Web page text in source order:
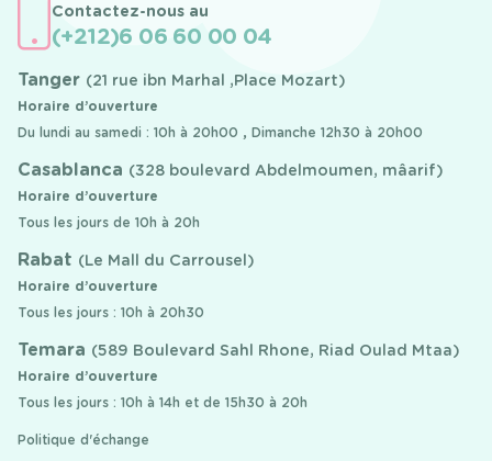
Contactez-nous au
(+212)6 06 60 00 04
Tanger (21 rue ibn Marhal ,Place Mozart)
Horaire d’ouverture
Du lundi au samedi : 10h à 20h00 , Dimanche 12h30 à 20h00
Casablanca (328 boulevard Abdelmoumen, mâarif)
Horaire d’ouverture
Tous les jours de 10h à 20h
Rabat (Le Mall du Carrousel)
Horaire d’ouverture
Tous les jours : 10h à 20h30
Temara (589 Boulevard Sahl Rhone, Riad Oulad Mtaa)
Horaire d’ouverture
Tous les jours : 10h à 14h et de 15h30 à 20h
Politique d'échange